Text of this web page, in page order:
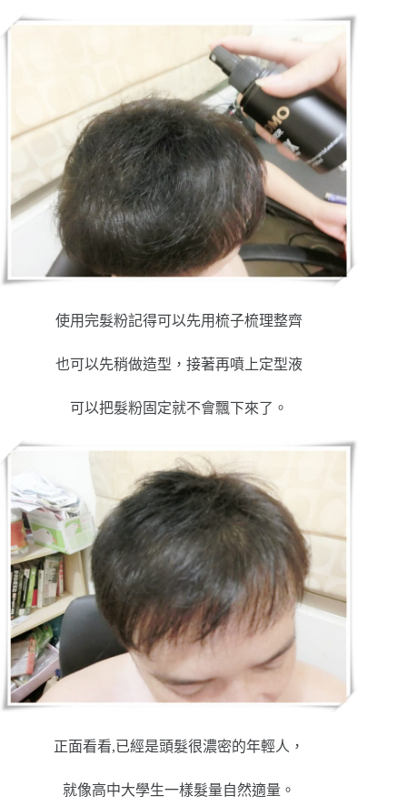
使用完髮粉記得可以先用梳子梳理整齊
也可以先稍做造型，接著再噴上定型液
可以把髮粉固定就不會飄下來了。
正面看看,已經是頭髮很濃密的年輕人，
就像高中大學生一樣髮量自然適量。